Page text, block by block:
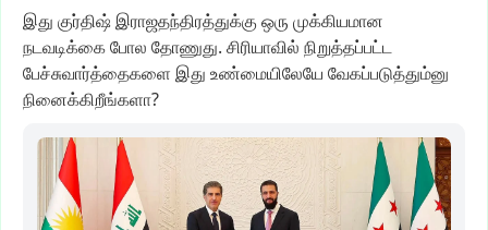
இது குர்திஷ்இராஜதந்திரத்துக்கு ஒரு முக்கியமான
நடவடிக்கைபோல தோணுது. சிரியாவில் நிறுத்தப்பட்ட
பேச்சுவார்த்தைகளை இது உண்மையிலேயே வேகப்படுத்தும்னு
நினைக்கிறீங்களா?